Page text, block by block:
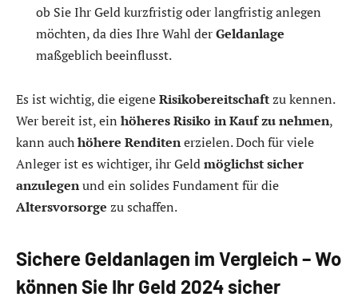
ob Sie Ihr Geld kurzfristig oder langfristig anlegen
möchten, da dies Ihre Wahl derGeldanlage
maßgeblich beeinflusst.
Es ist wichtig, die eigeneRisikobereitschaftzu kennen.
Wer bereit ist, ein höheres Risiko in Kauf zu nehmen,
kann auchhöhere Renditenerzielen. Doch für viele
Anleger ist es wichtiger, ihr Geldmöglichst sicher
anzulegenund ein solides Fundament für die
Altersvorsorge zu schaffen.
Sichere Geldanlagen im Vergleich – Wo
können Sie Ihr Geld 2024 sicher